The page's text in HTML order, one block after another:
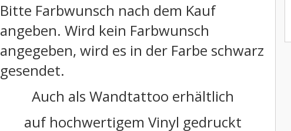
Bitte Farbwunsch nach dem Kauf
angeben. Wird kein Farbwunsch
angegeben, wird es in der Farbe schwarz
gesendet.
Auch als Wandtattoo erhältlich
auf hochwertigem Vinyl gedruckt